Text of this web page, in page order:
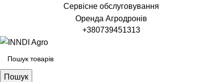
Сервісне обслуговування
Оренда Агродронів
+380739451313
Пошук